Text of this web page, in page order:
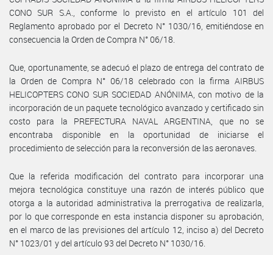
CONO SUR S.A., conforme lo previsto en el artículo 101 del
Reglamento aprobado por el Decreto N° 1030/16, emitiéndose en
consecuencia la Orden de Compra N° 06/18.
Que, oportunamente, se adecuó el plazo de entrega del contrato de
la Orden de Compra N° 06/18 celebrado con la firma AIRBUS
HELICOPTERS CONO SUR SOCIEDAD ANÓNIMA, con motivo de la
incorporación de un paquete tecnológico avanzado y certificado sin
costo para la PREFECTURA NAVAL ARGENTINA, que no se
encontraba disponible en la oportunidad de iniciarse el
procedimiento de selección para la reconversión de las aeronaves.
Que la referida modificación del contrato para incorporar una
mejora tecnológica constituye una razón de interés público que
otorga a la autoridad administrativa la prerrogativa de realizarla,
por lo que corresponde en esta instancia disponer su aprobación,
en el marco de las previsiones del artículo 12, inciso a) del Decreto
N° 1023/01 y del artículo 93 del Decreto N° 1030/16.